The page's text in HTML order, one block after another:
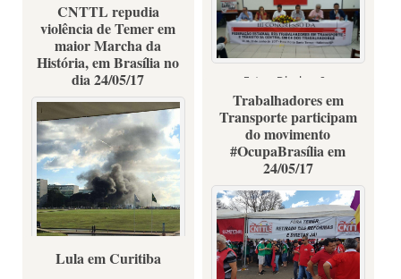
divulgação
Fotos: Divulgação
CNTTL repudia
violência de Temer em
maior Marcha da
História, em Brasília no
dia 24/05/17
Trabalhadores em
Transporte participam
do movimento
#OcupaBrasília em
24/05/17
Lula em Curitiba